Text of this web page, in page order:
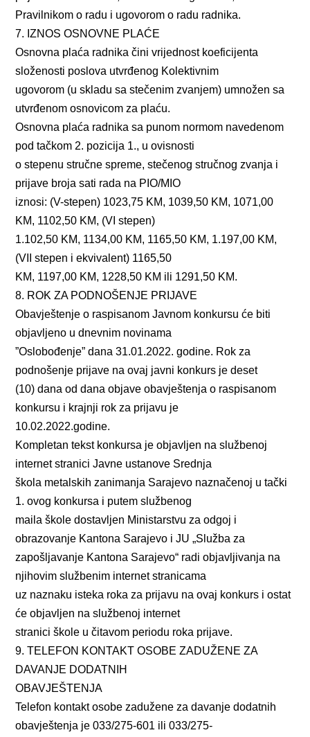
Pravilnikom o radu i ugovorom o radu radnika.
7. IZNOS OSNOVNE PLAĆE
Osnovna plaća radnika čini vrijednost koeficijenta
složenosti poslova utvrđenog Kolektivnim
ugovorom (u skladu sa stečenim zvanjem) umnožen sa
utvrđenom osnovicom za plaću.
Osnovna plaća radnika sa punom normom navedenom
pod tačkom 2. pozicija 1., u ovisnosti
o stepenu stručne spreme, stečenog stručnog zvanja i
prijave broja sati rada na PIO/MIO
iznosi: (V-stepen) 1023,75 KM, 1039,50 KM, 1071,00
KM, 1102,50 KM, (VI stepen)
1.102,50 KM, 1134,00 KM, 1165,50 KM, 1.197,00 KM,
(VII stepen i ekvivalent) 1165,50
KM, 1197,00 KM, 1228,50 KM ili 1291,50 KM.
8. ROK ZA PODNOŠENJE PRIJAVE
Obavještenje o raspisanom Javnom konkursu će biti
objavljeno u dnevnim novinama
”Oslobođenje” dana 31.01.2022. godine. Rok za
podnošenje prijave na ovaj javni konkurs je deset
(10) dana od dana objave obavještenja o raspisanom
konkursu i krajnji rok za prijavu je
10.02.2022.godine.
Kompletan tekst konkursa je objavljen na službenoj
internet stranici Javne ustanove Srednja
škola metalskih zanimanja Sarajevo naznačenoj u tački
1. ovog konkursa i putem službenog
maila škole dostavljen Ministarstvu za odgoj i
obrazovanje Kantona Sarajevo i JU „Služba za
zapošljavanje Kantona Sarajevo“ radi objavljivanja na
njihovim službenim internet stranicama
uz naznaku isteka roka za prijavu na ovaj konkurs i ostat
će objavljen na službenoj internet
stranici škole u čitavom periodu roka prijave.
9. TELEFON KONTAKT OSOBE ZADUŽENE ZA
DAVANJE DODATNIH
OBAVJEŠTENJA
Telefon kontakt osobe zadužene za davanje dodatnih
obavještenja je 033/275-601 ili 033/275-